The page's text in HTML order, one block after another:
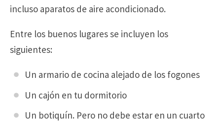
incluso aparatos de aire acondicionado.
Entre los buenos lugares se incluyen los
siguientes:
Un armario de cocina alejado de los fogones
Un cajón en tu dormitorio
Un botiquín. Pero no debe estar en un cuarto